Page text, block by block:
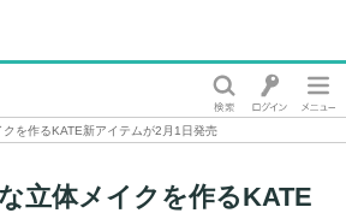
クを作るKATE新アイテムが2月1日発売
立体メイクを作るKATE